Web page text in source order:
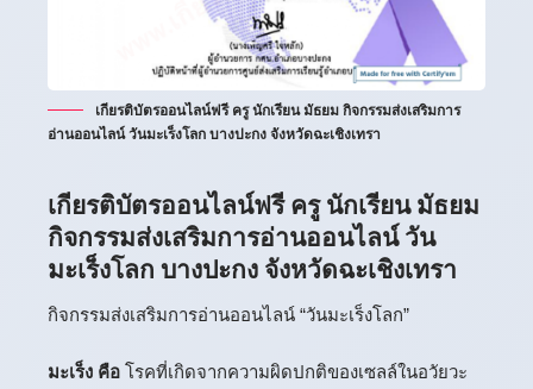
เกียรติบัตรออนไลน์ฟรี ครู นักเรียน มัธยม กิจกรรมส่งเสริมการ
อ่านออนไลน์ วันมะเร็งโลก บางปะกง จังหวัดฉะเชิงเทรา
เกียรติบัตรออนไลน์ฟรี ครู นักเรียน มัธยม
กิจกรรมส่งเสริมการอ่านออนไลน์ วัน
มะเร็งโลก บางปะกง จังหวัดฉะเชิงเทรา
กิจกรรมส่งเสริมการอ่านออนไลน์ “วันมะเร็งโลก”
มะเร็ง คือ โรคที่เกิดจากความผิดปกติของเซลล์ในอวัยวะ